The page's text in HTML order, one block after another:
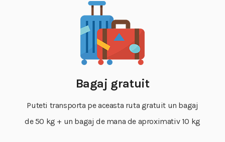
Bagaj gratuit
Puteti transporta pe aceasta ruta gratuit un bagaj
de 50 kg + un bagaj de mana de aproximativ 10 kg